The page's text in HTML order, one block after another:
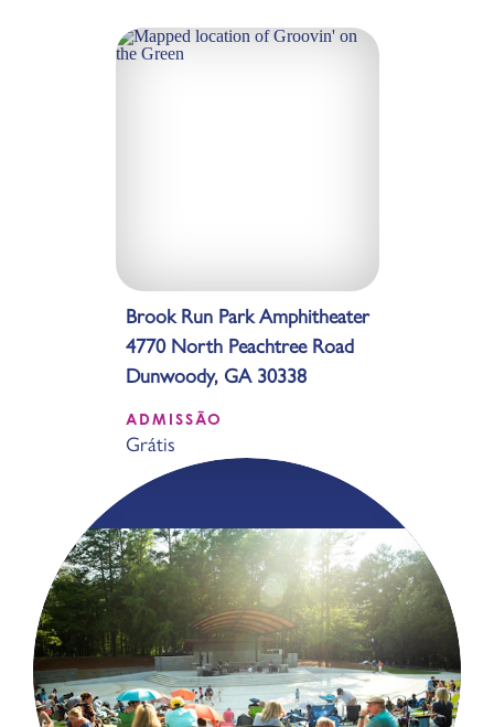
Brook Run Park Amphitheater
4770 North Peachtree Road
Dunwoody, GA 30338
ADMISSÃO
Grátis